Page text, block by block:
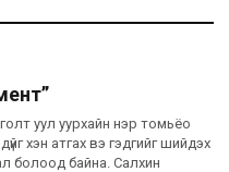
уул уурхайн нэр томьёо
хэн атгах вэ гэдгийг шийдэх
болоод байна. Салхин